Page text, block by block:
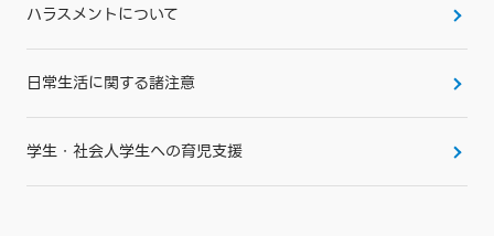
ハラスメントについて
日常生活に関する諸注意
学生・社会人学生への育児支援